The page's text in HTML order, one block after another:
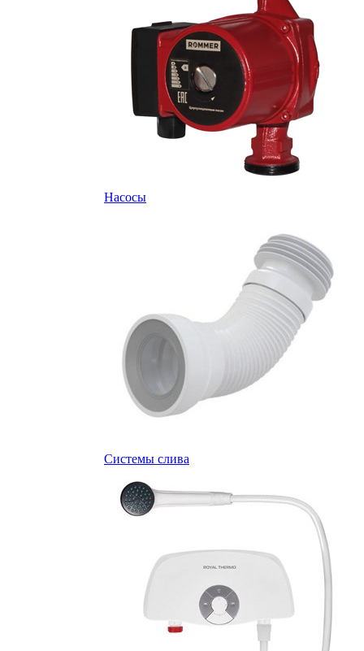
Насосы
Системы слива